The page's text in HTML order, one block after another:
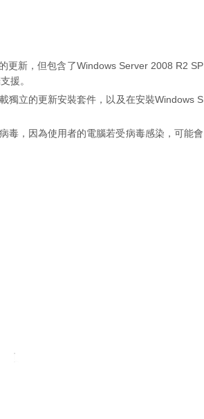
更新，但包含了Windows Server 2008 R2 SP
援。
獨立的更新安裝套件，以及在安裝Windows S
毒，因為使用者的電腦若受病毒感染，可能會